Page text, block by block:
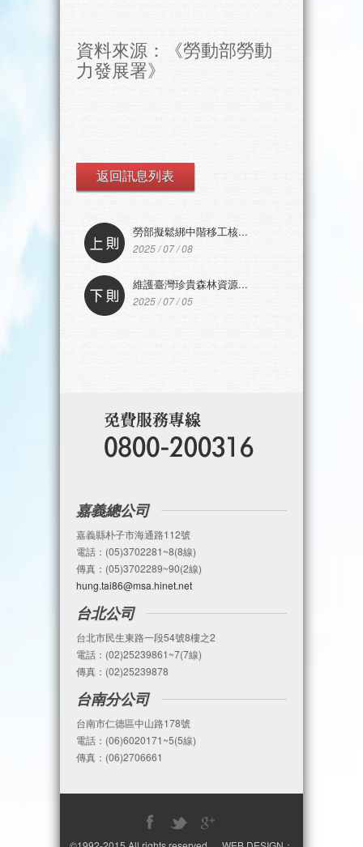
資料來源：《勞動部勞動
力發展署》
返回訊息列表
勞部擬鬆綁中階移工核...
2025 / 07 / 08
維護臺灣珍貴森林資源...
2025 / 07 / 05
嘉義總公司
嘉義縣朴子市海通路112號
電話：(05)3702281~8(8線)
傳真：(05)3702289~90(2線)
hung.tai86@msa.hinet.net
台北公司
台北市民生東路一段54號8樓之2
電話：(02)25239861~7(7線)
傳真：(02)25239878
台南分公司
台南市仁德區中山路178號
電話：(06)6020171~5(5線)
傳真：(06)2706661